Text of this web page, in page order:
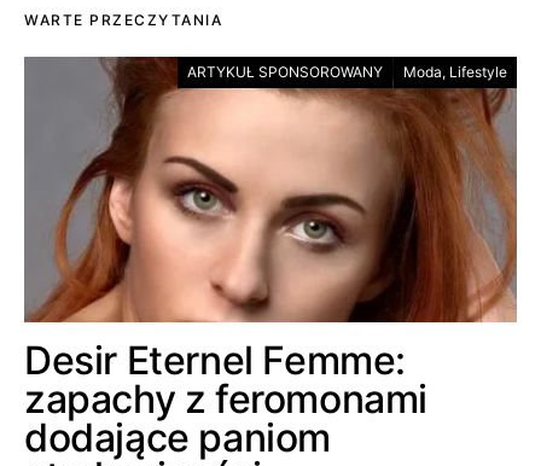
WARTE PRZECZYTANIA
ARTYKUŁ SPONSOROWANY Moda, Lifestyle
Desir Eternel Femme:
zapachy z feromonami
dodające paniom